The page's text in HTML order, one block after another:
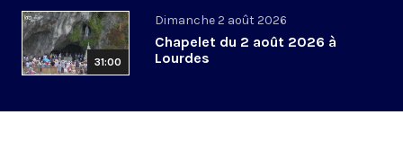
31:00
Dimanche 2 août 2026
Chapelet du 2 août 2026 à
Lourdes